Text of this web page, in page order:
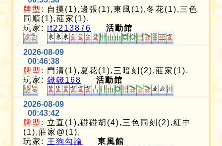
牌型:
自摸(1),邊張(1),東風(1),冬花(1),三色
同順(1),莊家(1),
玩家: it2213876 活動館
2026-08-09
00:46:38
牌型:
門清(1),夏花(1),三暗刻(2),莊家(1),
玩家:錢錢168 活動館
2026-08-09
00:43:42
牌型: 立直(1),碰碰胡(4),三色同刻(2),紅中
(1),莊家@(1),
玩家: 王狗勾諭 東風館